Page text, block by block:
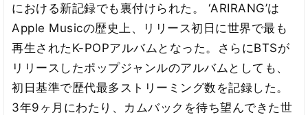
における新記録でも裏付けられた。 ‘ARIRANG’は
Apple Musicの歴史上、リリース初日に世界で最も
再生されたK-POPアルバムとなった。さらにBTSが
リリースしたポップジャンルのアルバムとしても、
初日基準で歴代最多ストリーミング数を記録した。
3年9ヶ月にわたり、カムバックを待ち望んできた世